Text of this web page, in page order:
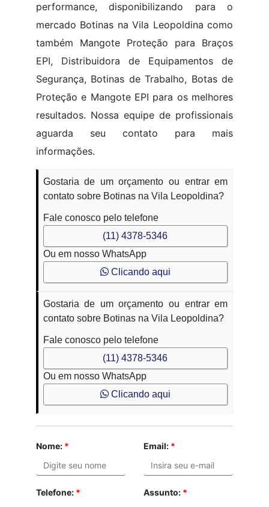
performance, disponibilizando para o
mercado Botinas na Vila Leopoldina como
também Mangote Proteção para Braços
EPI, Distribuidora de Equipamentos de
Segurança, Botinas de Trabalho, Botas de
Proteção e Mangote EPI para os melhores
resultados. Nossa equipe de profissionais
aguarda seu contato para mais
informações.
Gostaria de um orçamento ou entrar em
contato sobre Botinas na Vila Leopoldina?
Fale conosco pelo telefone
(11) 4378-5346
Ou em nosso WhatsApp
Clicando aqui
Gostaria de um orçamento ou entrar em
contato sobre Botinas na Vila Leopoldina?
Fale conosco pelo telefone
(11) 4378-5346
Ou em nosso WhatsApp
Clicando aqui
Nome: * Email: *
Telefone: * Assunto: *